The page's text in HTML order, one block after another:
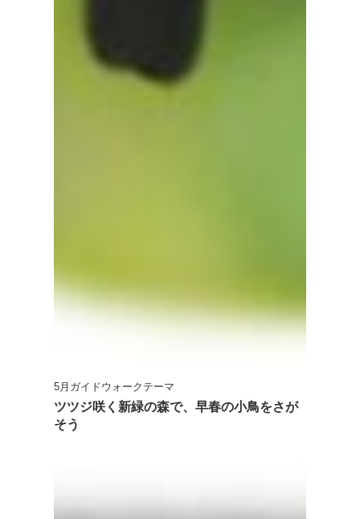
5月ガイドウォークテーマ
ツツジ咲く新緑の森で、早春の小鳥をさが
そう